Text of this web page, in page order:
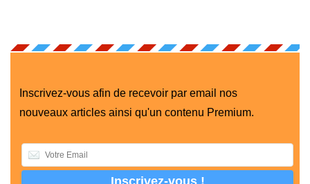
Inscrivez-vous afin de recevoir par email nos
nouveaux articles ainsi qu'un contenu Premium.